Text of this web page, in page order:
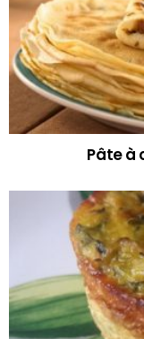
Pâte à